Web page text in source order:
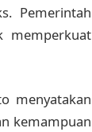
Pemerintah
memperkuat
menyatakan
kemampuan